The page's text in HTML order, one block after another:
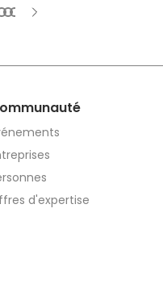
d'expertise